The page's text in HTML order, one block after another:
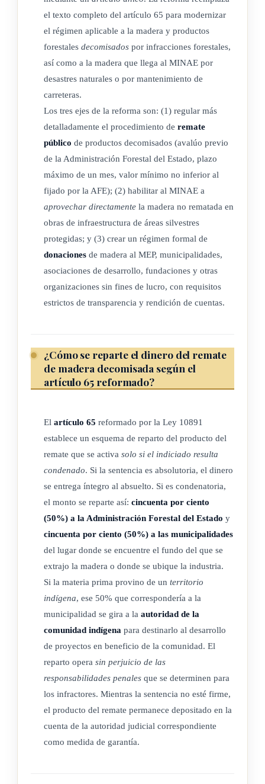
municipalidades del lugar donde se encuentre el fundo del
cual se extrajo la materia prima o donde se ubique la industria
o a la autoridad de la comunidad indígena, si es un territorio
indígena, para destinarlo al desarrollo de proyectos en
beneficio de la comunidad; todo sin perjuicio de las
responsabilidades penales que se determinen para los
infractores.
En caso de madera que llegue al poder del Ministerio de
Ambiente y Energía (Minae) como resultado de un desastre
natural o por ampliación o mantenimiento de carreteras, sean
estas rutas nacionales o cantonales, siempre que los
propietarios del recurso forestal sean desconocidos, o de
madera decomisada que no haya sido adjudicada en remate o
adquirida según las disposiciones de este artículo, una vez
firme la sentencia condenatoria, el Ministerio de Ambiente y
Energía (Minae) queda autorizado para:
a) Aprovechar dicha madera en obras requeridas para el
b) Donar dicha madera, previa solicitud de los interesados, al
Ministerio deEducaciónPública (MEP), a
municipalidades, asociaciones de desarrollo, fundaciones
existir pluralidad en las peticiones, la madera será
entregada conforme el orden de presentación de la
respectiva solicitud.
Las solicitudes de donación, por parte de las asociaciones de
desarrollo, fundaciones y otras organizaciones sin fines de
lucro, deberán cumplir los siguientes requisitos:
1- Aportar la personería jurídica vigente.
2- Presentar un plan detallado sobre el uso específico al que
será sujeta la madera o los recursos forestales.
4- Si anteriormente ha recibido alguna donación de este tipo,
deberá aportar un informe de rendición de cuentas sobre el
uso dado a dicha donación.
El Ministerio de Ambiente y Energía (Minae) deberá verificar
que la organización solicitante esté al día en sus obligaciones
tributarias y obligaciones con la Caja Costarricense de
el texto completo del artículo 65 para modernizar
el régimen aplicable a la madera y productos
forestales decomisados por infracciones forestales,
así como a la madera que llega al MINAE por
desastres naturales o por mantenimiento de
carreteras.
Los tres ejes de la reforma son: (1) regular más
detalladamente el procedimiento de remate
público de productos decomisados (avalúo previo
de la Administración Forestal del Estado, plazo
máximo de un mes, valor mínimo no inferior al
fijado por la AFE); (2) habilitar al MINAE a
aprovechar directamente la madera no rematada en
obras de infraestructura de áreas silvestres
protegidas; y (3) crear un régimen formal de
donaciones de madera al MEP, municipalidades,
asociaciones de desarrollo, fundaciones y otras
organizaciones sin fines de lucro, con requisitos
estrictos de transparencia y rendición de cuentas.
¿Cómo se reparte el dinero del remate
de madera decomisada según el
artículo 65 reformado?
El artículo 65 reformado por la Ley 10891
establece un esquema de reparto del producto del
remate que se activa solo si el indiciado resulta
condenado. Si la sentencia es absolutoria, el dinero
se entrega íntegro al absuelto. Si es condenatoria,
el monto se reparte así: cincuenta por ciento
(50%) a la Administración Forestal del Estado y
cincuenta por ciento (50%) a las municipalidades
del lugar donde se encuentre el fundo del que se
extrajo la madera o donde se ubique la industria.
Si la materia prima provino de un territorio
indígena, ese 50% que correspondería a la
municipalidad se gira a la autoridad de la
comunidad indígena para destinarlo al desarrollo
de proyectos en beneficio de la comunidad. El
reparto opera sin perjuicio de las
responsabilidades penales que se determinen para
los infractores. Mientras la sentencia no esté firme,
el producto del remate permanece depositado en la
cuenta de la autoridad judicial correspondiente
como medida de garantía.